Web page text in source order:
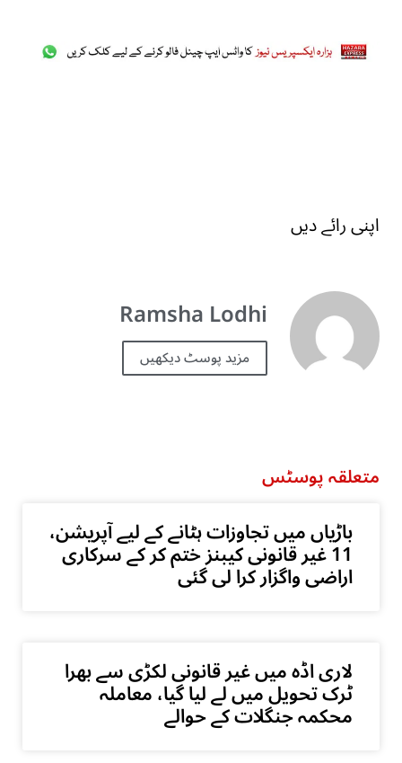
اپنی رائے دیں
Ramsha Lodhi
مزید پوسٹ دیکھیں
متعلقہ پوسٹس
باڑیاں میں تجاوزات ہٹانے کے لیے آپریشن،
11 غیر قانونی کیبنز ختم کر کے سرکاری
اراضی واگزار کرا لی گئی
لاری اڈہ میں غیر قانونی لکڑی سے بھرا
ٹرک تحویل میں لے لیا گیا، معاملہ
محکمہ جنگلات کے حوالے